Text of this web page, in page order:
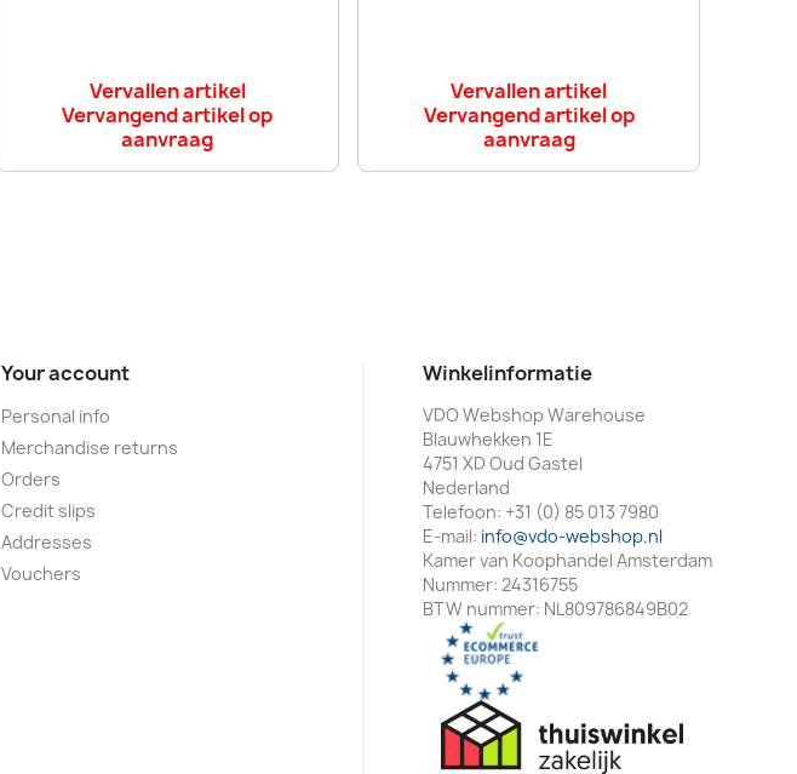
Vervallen artikel
Vervangend artikel op
aanvraag
Vervallen artikel
Vervangend artikel op
aanvraag
Your account
Personal info
Merchandise returns
Orders
Credit slips
Addresses
Vouchers
Winkelinformatie
VDO Webshop Warehouse
Blauwhekken 1E
4751 XD Oud Gastel
Nederland
Telefoon: +31 (0) 85 013 7980
E-mail: info@vdo-webshop.nl
Kamer van Koophandel Amsterdam
Nummer: 24316755
BTW nummer: NL809786849B02